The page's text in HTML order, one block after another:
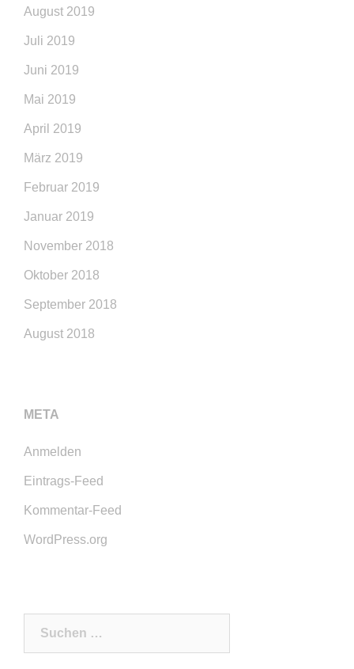
August 2019
Juli 2019
Juni 2019
Mai 2019
April 2019
März 2019
Februar 2019
Januar 2019
November 2018
Oktober 2018
September 2018
August 2018
META
Anmelden
Eintrags-Feed
Kommentar-Feed
WordPress.org